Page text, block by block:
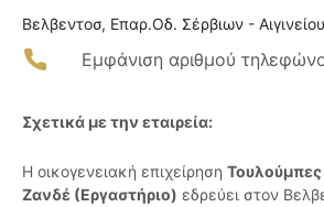
Βελβεντοσ, Επαρ.Οδ. Σέρβιων -
Εμφάνιση αριθμού
Σχετικά με την εταιρεία:
Η οικογενειακή επιχείρηση
Ζανδέ (Εργαστήριο) εδρεύει στον